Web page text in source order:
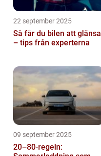
22 september 2025
Så får du bilen att glänsa
– tips från experterna
09 september 2025
20–80-regeln: